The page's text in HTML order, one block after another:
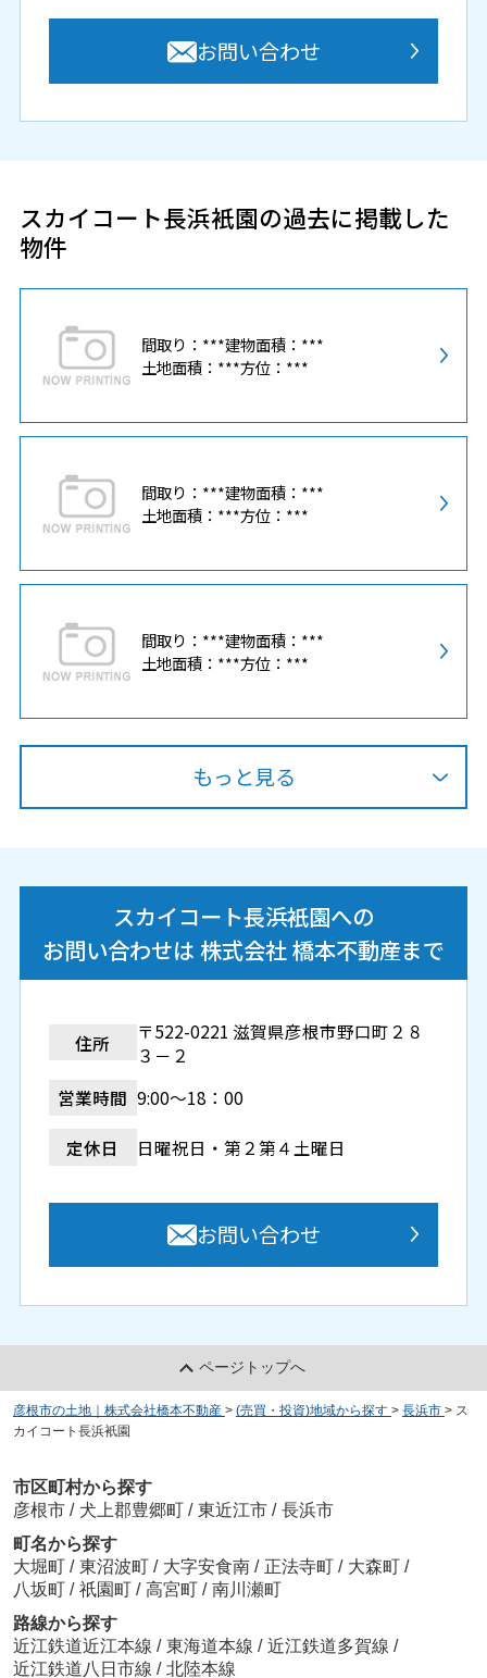
お問い合わせ
スカイコート長浜衹園の過去に掲載した
物件
間取り：***建物面積：***
土地面積：***方位：***
間取り：***建物面積：***
土地面積：***方位：***
間取り：***建物面積：***
土地面積：***方位：***
もっと見る
スカイコート長浜衹園への
お問い合わせは 株式会社 橋本不動産まで
住所
〒522-0221 滋賀県彦根市野口町２８
３－２
営業時間 9:00～18：00
定休日 日曜祝日・第２第４土曜日
お問い合わせ
ページトップへ
彦根市の土地｜株式会社橋本不動産 > (売買・投資)地域から探す > 長浜市 > ス
カイコート長浜衹園
市区町村から探す
彦根市 / 犬上郡豊郷町 / 東近江市 / 長浜市
町名から探す
大堀町 / 東沼波町 / 大字安食南 / 正法寺町 / 大森町 /
八坂町 / 祇園町 / 高宮町 / 南川瀬町
路線から探す
近江鉄道近江本線 / 東海道本線 / 近江鉄道多賀線 /
近江鉄道八日市線 / 北陸本線